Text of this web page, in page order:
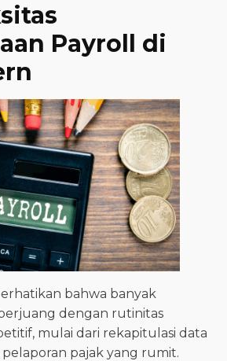
Payroll di
bahwa banyak
dengan rutinitas
mulai dari rekapitulasi data
pajak yang rumit.